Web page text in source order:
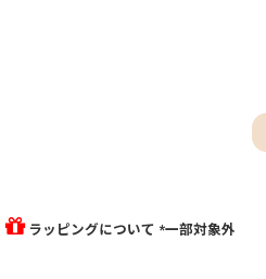
ラッピングについて *一部対象外